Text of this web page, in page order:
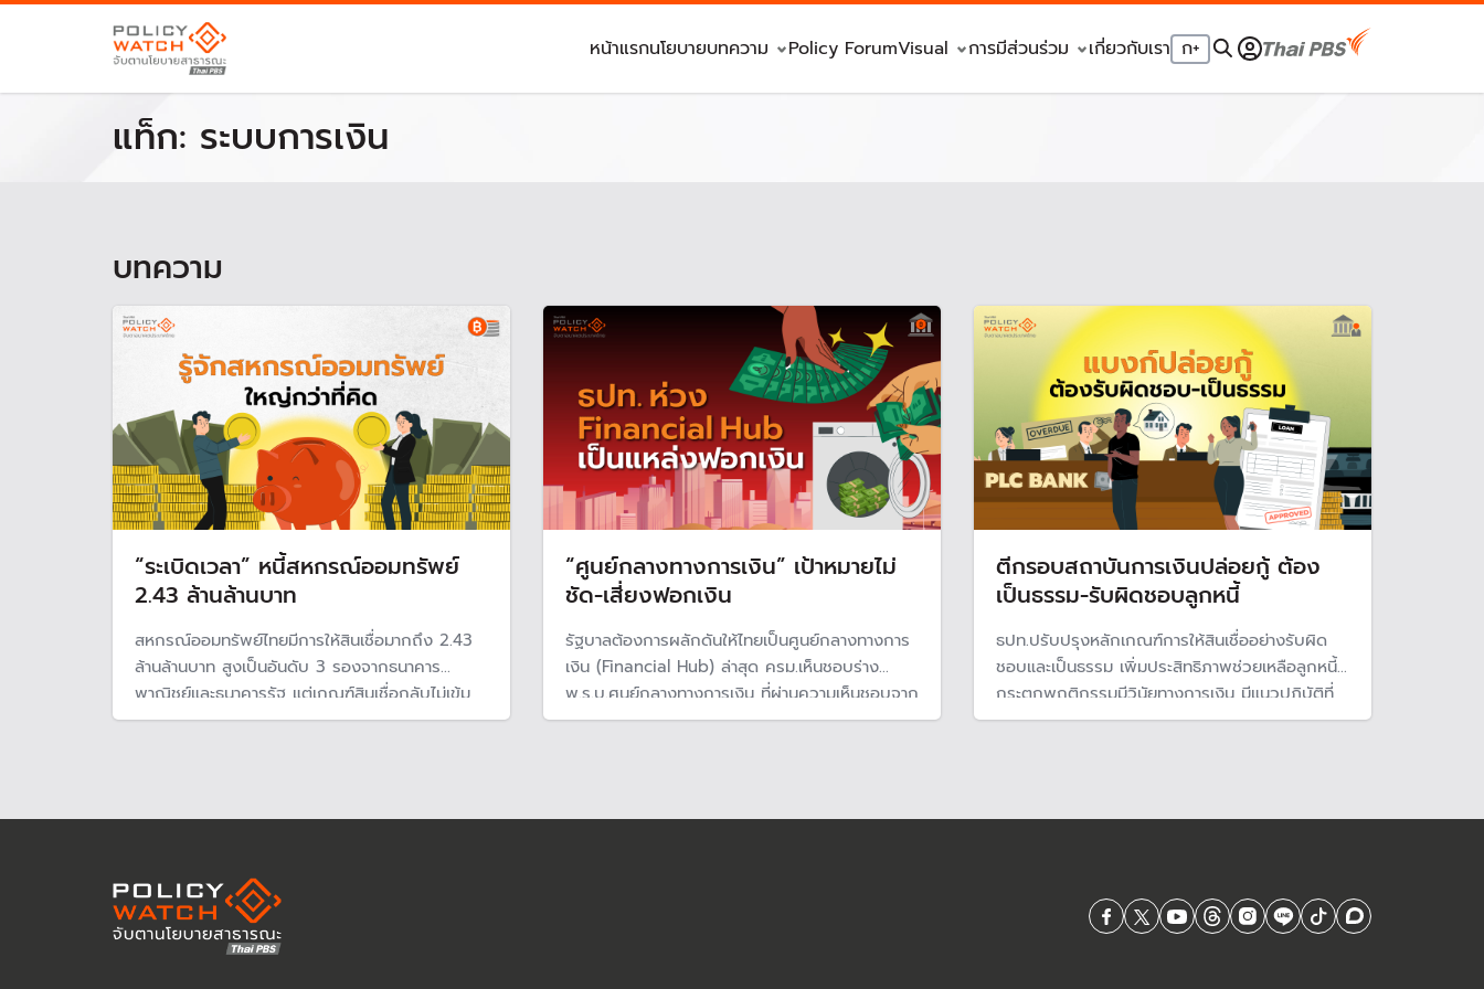
หน้าแรกนโยบายบทความ Policy ForumVisual การมีส่วนร่วม เกี่ยวกับเรา ก+
แท็ก: ระบบการเงิน
บทความ
“ระเบิดเวลา” หนี้สหกรณ์ออมทรัพย์
2.43 ล้านล้านบาท
สหกรณ์ออมทรัพย์ไทยมีการให้สินเชื่อมากถึง 2.43
ล้านล้านบาท สูงเป็นอันดับ 3 รองจากธนาคาร
พาณิชย์และธนาคารรัฐ แต่เกณฑ์สินเชื่อกลับไม่เข้ม
งวดจนสมาชิกก่อหนี้เกินความจำเป็น โดยเฉพาะการ
“ศูนย์กลางทางการเงิน” เป้าหมายไม่
ชัด-เสี่ยงฟอกเงิน
รัฐบาลต้องการผลักดันให้ไทยเป็นศูนย์กลางทางการ
เงิน (Financial Hub) ล่าสุด ครม.เห็นชอบร่าง
พ.ร.บ.ศูนย์กลางทางการเงิน ที่ผ่านความเห็นชอบจาก
สำนักงานคณะกรรมการกฤษฎีกา และเตรียมเสนอ
ตีกรอบสถาบันการเงินปล่อยกู้ ต้อง
เป็นธรรม-รับผิดชอบลูกหนี้
ธปท.ปรับปรุงหลักเกณฑ์การให้สินเชื่ออย่างรับผิด
ชอบและเป็นธรรม เพิ่มประสิทธิภาพช่วยเหลือลูกหนี้
กระตุกพฤติกรรมมีวินัยทางการเงิน มีแนวปฏิบัติที่
ชัดเจนให้กับสถาบันการเงินและธุรกิตสินเชื่อ ต้องรับ